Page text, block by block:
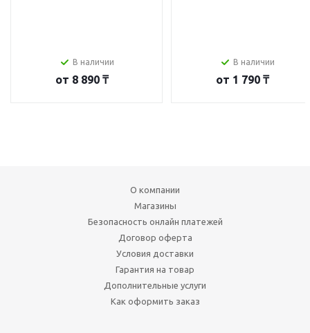
В наличии
от 8 890 ₸
В наличии
от 1 790 ₸
О компании
Магазины
Безопасность онлайн платежей
Договор оферта
Условия доставки
Гарантия на товар
Дополнительные услуги
Как оформить заказ